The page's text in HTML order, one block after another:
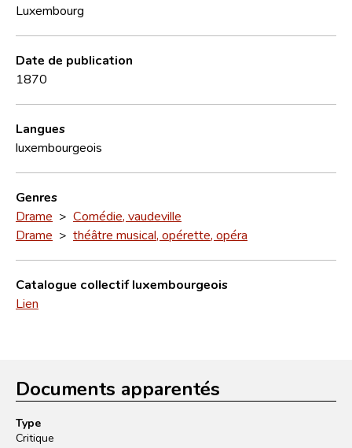
Luxembourg
Date de publication
1870
Langues
luxembourgeois
Genres
Drame > Comédie, vaudeville
Drame > théâtre musical, opérette, opéra
Catalogue collectif luxembourgeois
Lien
Documents apparentés
Type
Critique